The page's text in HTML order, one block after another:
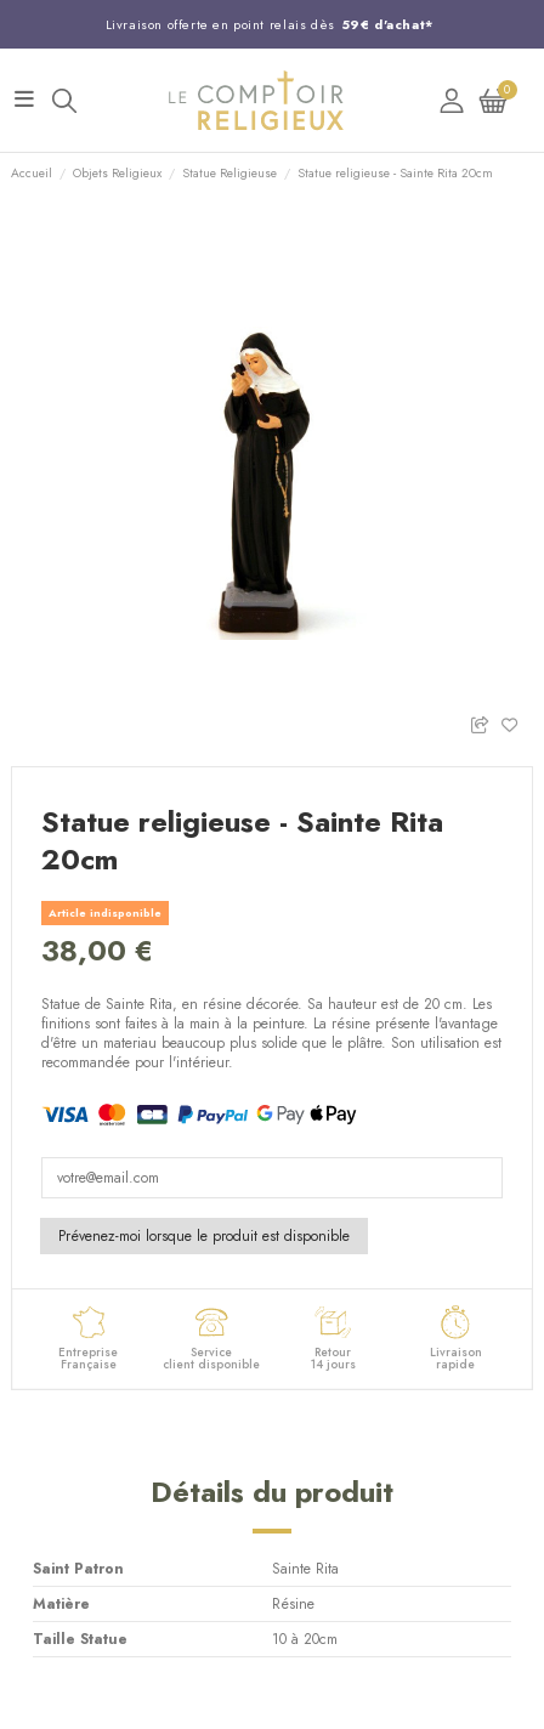
Livraison offerte en point relais dès 59€ d'achat*
Entreprise Française familiale
Support client disponible au 03 20 24 74 15
Commandez avant 14H, expédition le jour même !
0
Accueil Objets Religieux Statue Religieuse Statue religieuse - Sainte Rita 20cm
Statue religieuse - Sainte Rita
20cm
Article indisponible
38,00 €
Statue de Sainte Rita, en résine décorée. Sa hauteur est de 20 cm. Les
finitions sont faites à la main à la peinture. La résine présente l'avantage
d'être un materiau beaucoup plus solide que le plâtre. Son utilisation est
recommandée pour l'intérieur.
Entreprise
Française
Service
client disponible
Retour
14 jours
Livraison
rapide
Détails du produit
Saint Patron
Sainte Rita
Matière
Résine
Taille Statue
10 à 20cm